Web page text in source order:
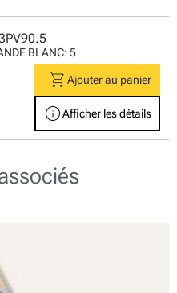
BLANC: 5
shopping_cart Ajouter au panier
infoAfficher les détails